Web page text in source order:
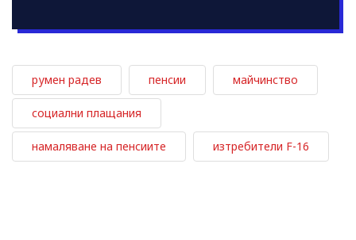
румен радев пенсии майчинство
социални плащания
намаляване на пенсиите изтребители F-16